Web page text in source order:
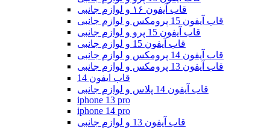
قاب آیفون ۱۶ و لوازم جانبی
قاب آیفون 15 پرومکس و لوازم جانبی
قاب آیفون 15 پرو و لوازم جانبی
قاب آیفون 15 و لوازم جانبی
قاب آیفون 14 پرومکس و لوازم جانبی
قاب آیفون 13 پرومکس و لوازم جانبی
قاب ایفون 14
قاب آیفون 14 پلاس و لوازم جانبی
iphone 13 pro
iphone 14 pro
قاب آیفون 13 و لوازم جانبی